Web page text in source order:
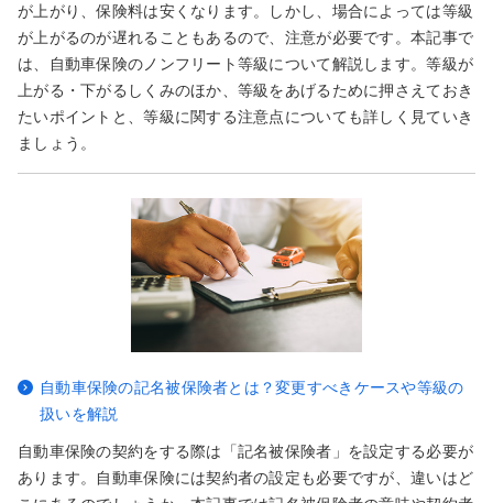
が上がり、保険料は安くなります。しかし、場合によっては等級
が上がるのが遅れることもあるので、注意が必要です。本記事で
は、自動車保険のノンフリート等級について解説します。等級が
上がる・下がるしくみのほか、等級をあげるために押さえておき
たいポイントと、等級に関する注意点についても詳しく見ていき
ましょう。
自動車保険の記名被保険者とは？変更すべきケースや等級の
扱いを解説
自動車保険の契約をする際は「記名被保険者」を設定する必要が
あります。自動車保険には契約者の設定も必要ですが、違いはど